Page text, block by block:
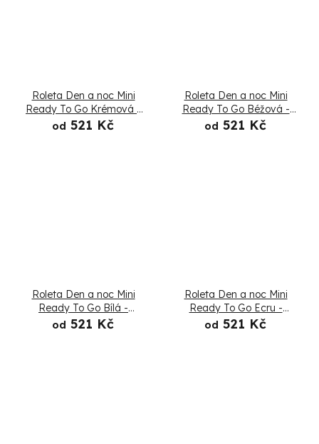
Roleta Den a noc Mini
Ready To Go Krémová -
Složená
od 521 Kč
Roleta Den a noc Mini
Ready To Go Béžová -
Složená
od 521 Kč
Roleta Den a noc Mini
Ready To Go Bílá -
Složená
od 521 Kč
Roleta Den a noc Mini
Ready To Go Ecru -
Složená
od 521 Kč